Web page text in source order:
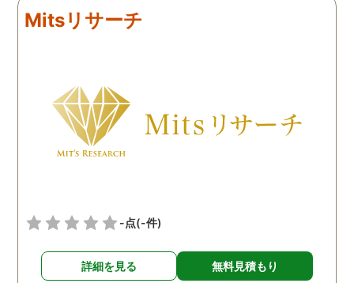
れば、まずは相談だけで
り報告書を頂けたので前に
向かって進めそうです。
ちろんゴミ出し場に出す
風で飛んできたのかと思
い、気にせずいましたが
ラに写っていたのは近隣
民の方で、あいさつ程度
Mitsリサーチ
-点(-件)
詳細を見る 無料見積もり